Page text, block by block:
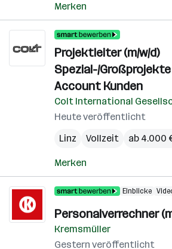
Merken
Projektleiter (m/w/d)
Spezial-/
Account Kunden
Colt International
Heute veröffentlicht
Linz
Vollzeit ab 4.000
Merken
Einblicke
Personalverrechner
Kremsmüller
Gestern veröffentlicht